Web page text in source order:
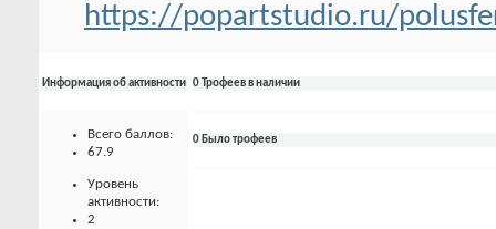
https://popartstudio.ru/
Информация об активности
Всего баллов:
67.9
Уровень
активности:
2
0 Трофеев в наличии
0 Было трофеев